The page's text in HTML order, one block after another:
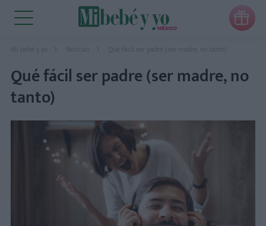

Mi bebé y yo Noticias Qué fácil ser padre (ser madre, no tanto)
Qué fácil ser padre (ser madre, no
tanto)